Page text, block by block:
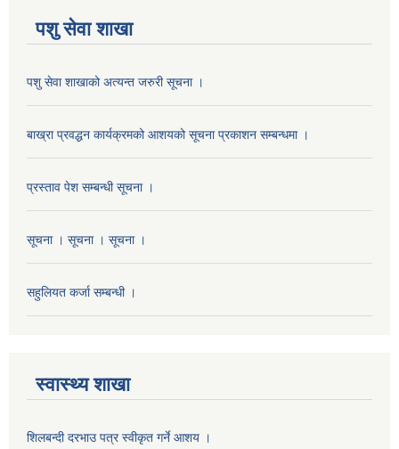
पशु सेवा शाखा
पशु सेवा शाखाको अत्यन्त जरुरी सूचना ।
बाख्रा प्रवद्धन कार्यक्रमको आशयको सूचना प्रकाशन सम्बन्धमा ।
प्रस्ताव पेश सम्बन्धी सूचना ।
सूचना । सूचना । सूचना ।
सहुलियत कर्जा सम्बन्धी ।
स्वास्थ्य शाखा
शिलबन्दी दरभाउ पत्र स्वीकृत गर्ने आशय ।